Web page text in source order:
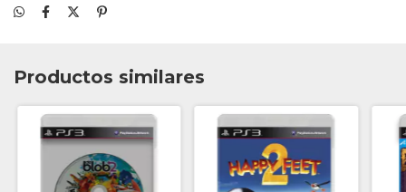
Productos similares